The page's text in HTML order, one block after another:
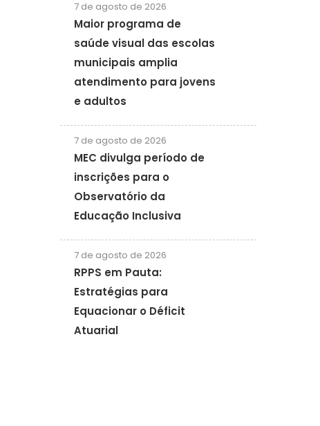
7 de agosto de 2026
Maior programa de
saúde visual das escolas
municipais amplia
atendimento para jovens
e adultos
7 de agosto de 2026
MEC divulga período de
inscrições para o
Observatório da
Educação Inclusiva
7 de agosto de 2026
RPPS em Pauta:
Estratégias para
Equacionar o Déficit
Atuarial